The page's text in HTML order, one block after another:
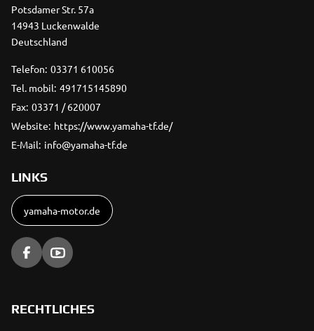
Potsdamer Str. 57a
14943 Luckenwalde
Deutschland
Telefon: 03371 610056
Tel. mobil: 491715145890
Fax: 03371 / 620007
Website: https://www.yamaha-tf.de/
E-Mail: info@yamaha-tf.de
LINKS
yamaha-motor.de
RECHTLICHES